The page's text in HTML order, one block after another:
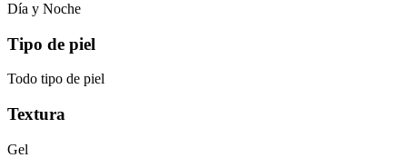
Día y Noche
Tipo de piel
Todo tipo de piel
Textura
Gel